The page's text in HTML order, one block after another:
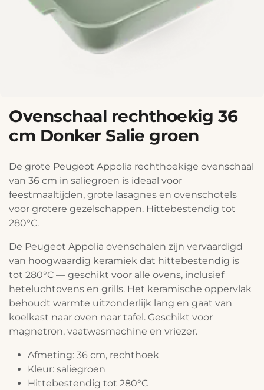
Ovenschaal rechthoekig 36
cm Donker Salie groen
De grote Peugeot Appolia rechthoekige ovenschaal
van 36 cm in saliegroen is ideaal voor
feestmaaltijden, grote lasagnes en ovenschotels
voor grotere gezelschappen. Hittebestendig tot
280°C.
De Peugeot Appolia ovenschalen zijn vervaardigd
van hoogwaardig keramiek dat hittebestendig is
tot 280°C — geschikt voor alle ovens, inclusief
heteluchtovens en grills. Het keramische oppervlak
behoudt warmte uitzonderlijk lang en gaat van
koelkast naar oven naar tafel. Geschikt voor
magnetron, vaatwasmachine en vriezer.
Afmeting: 36 cm, rechthoek
Kleur: saliegroen
Hittebestendig tot 280°C